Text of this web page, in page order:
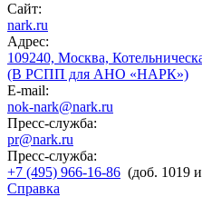
Сайт:
nark.ru
Адрес:
109240, Москва,
(В РСПП для АНО «НАРК»)
E-mail:
nok-nark@nark.ru
Пресс-служба:
pr@nark.ru
Пресс-служба:
+7 (495) 966-16-86 (доб. 1019
Справка